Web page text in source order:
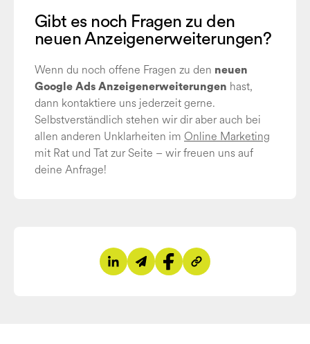
Gibt es noch Fragen zu den
neuen Anzeigenerweiterungen?
Wenn du noch offene Fragen zu den neuen
Google Ads Anzeigenerweiterungen hast,
dann kontaktiere uns jederzeit gerne.
Selbstverständlich stehen wir dir aber auch bei
allen anderen Unklarheiten im Online Marketing
mit Rat und Tat zur Seite – wir freuen uns auf
deine Anfrage!
Auf LinkedIn teilen
Per E-Mail teilen
Auf Facebook teilen
Link kopieren